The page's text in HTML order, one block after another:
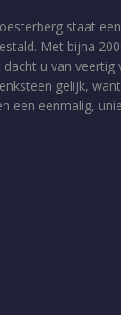
staat
Met bijna
dacht u van veertig
gelijk,
een eenmalig,